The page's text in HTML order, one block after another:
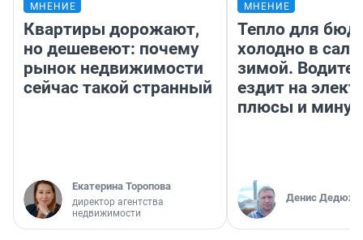
МНЕНИЕ
Квартиры дорожают,
но дешевеют: почему
рынок недвижимости
сейчас такой странный
Екатерина Торопова
директор агентства
недвижимости
МНЕНИЕ
Тепло для
холодно в
зимой.
ездит на
плюсы и
Денис